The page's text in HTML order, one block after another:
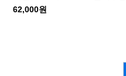
62,000원